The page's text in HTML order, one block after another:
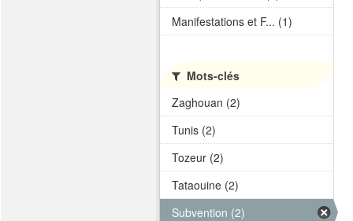
Manifestations et F... (1)
Mots-clés
Zaghouan (2)
Tunis (2)
Tozeur (2)
Tataouine (2)
Subvention (2)